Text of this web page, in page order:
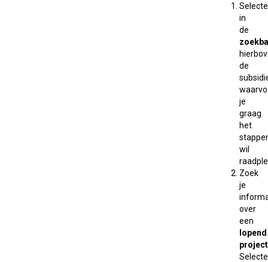
in
de
de
je
graag
het
wil
Zoek
je
over
een
lopend
project